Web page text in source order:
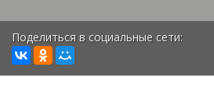
Поделиться в социальные сети: